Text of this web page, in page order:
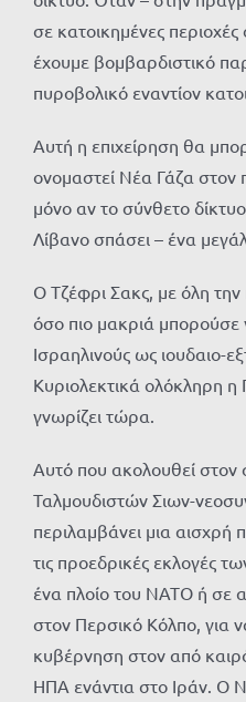
σε κατοικημένες
έχουμε βομβαρδιστικό
πυροβολικό εναντίον
Αυτή η επιχείρηση θα
ονομαστεί Νέα Γάζα στον
μόνο αν το σύνθετο
Λίβανο σπάσει – ένα
Ο Τζέφρι Σακς, με όλη
όσο πιο μακριά μπορούσε
Ισραηλινούς ως ιουδαιο-
Κυριολεκτικά ολόκληρη
γνωρίζει τώρα.
Αυτό που ακολουθεί στον
Ταλμουδιστών Σιων-
περιλαμβάνει μια
τις προεδρικές εκλογές
ένα πλοίο του ΝΑΤΟ ή σε
στον Περσικό Κόλπο, για
κυβέρνηση στον από
ΗΠΑ ενάντια στο Ιράν. Ο